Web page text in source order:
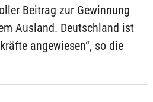
Beitrag zur Gewinnung
Ausland. Deutschland ist
angewiesen“, so die